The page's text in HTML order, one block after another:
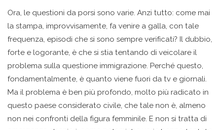
Ora, le questioni da porsi sono varie. Anzi tutto: come mai
la stampa, improvvisamente, fa venire a galla, con tale
frequenza, episodi che si sono sempre verificati? Il dubbio,
forte e logorante, è che si stia tentando di veicolare il
problema sulla questione immigrazione. Perché questo,
fondamentalmente, è quanto viene fuori da tv e giornali.
Ma il problema è ben più profondo, molto più radicato in
questo paese considerato civile, che tale non è, almeno
non nei confronti della figura femminile. E non si tratta di